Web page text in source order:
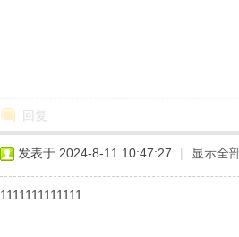
回复
发表于 2024-8-11 10:47:27 | 显示全
1111111111111